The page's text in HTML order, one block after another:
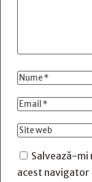
Salvează-mi
acest navigator